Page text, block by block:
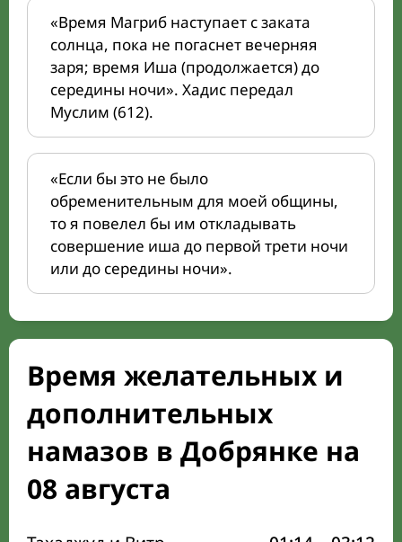
«Время Магриб наступает с заката
солнца, пока не погаснет вечерняя
заря; время Иша (продолжается) до
середины ночи». Хадис передал
Муслим (612).
«Если бы это не было
обременительным для моей общины,
то я повелел бы им откладывать
совершение иша до первой трети ночи
или до середины ночи».
Время желательных и
дополнительных
намазов в Добрянке на
08 августа